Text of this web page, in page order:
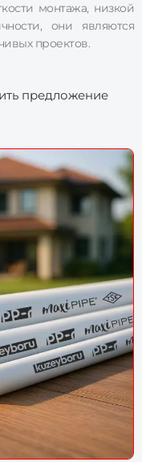
монтажа, низкой
они являются
проектов.
предложение